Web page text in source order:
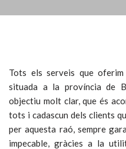
Tots els serveis que
situada a la província de
objectiu molt clar, que és
tots i cadascun dels clients
per aquesta raó, sempre
impecable, gràcies a la